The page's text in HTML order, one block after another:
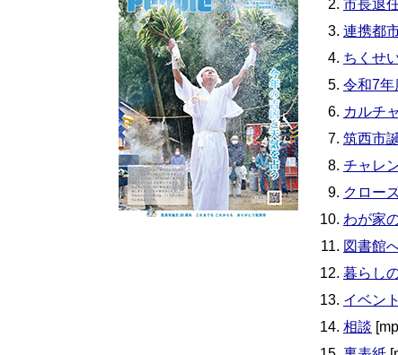
市長退
連携都
ちくせ
令和7年
カルチ
筑西市
チャレ
クロー
わが家
図書館
暮らし
イベント
相談